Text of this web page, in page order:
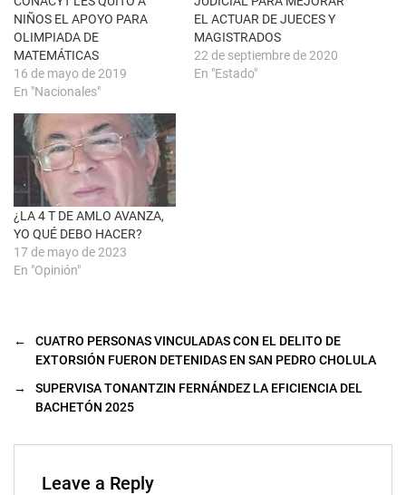
e
n
t
a
n
a
n
u
e
v
)
o
k
(
S
e
a
b
r
e
e
n
u
n
a
v
e
n
t
a
n
a
n
NIÑOS EL APOYO PARA
OLIMPIADA DE
MATEMÁTICAS
16 de mayo de 2019
En "Nacionales"
EL ACTUAR DE JUECES Y
MAGISTRADOS
22 de septiembre de 2020
En "Estado"
¿LA 4 T DE AMLO AVANZA,
YO QUÉ DEBO HACER?
17 de mayo de 2023
En "Opinión"
←
CUATRO PERSONAS VINCULADAS CON EL DELITO DE
EXTORSIÓN FUERON DETENIDAS EN SAN PEDRO CHOLULA
→
SUPERVISA TONANTZIN FERNÁNDEZ LA EFICIENCIA DEL
BACHETÓN 2025
Leave a Reply